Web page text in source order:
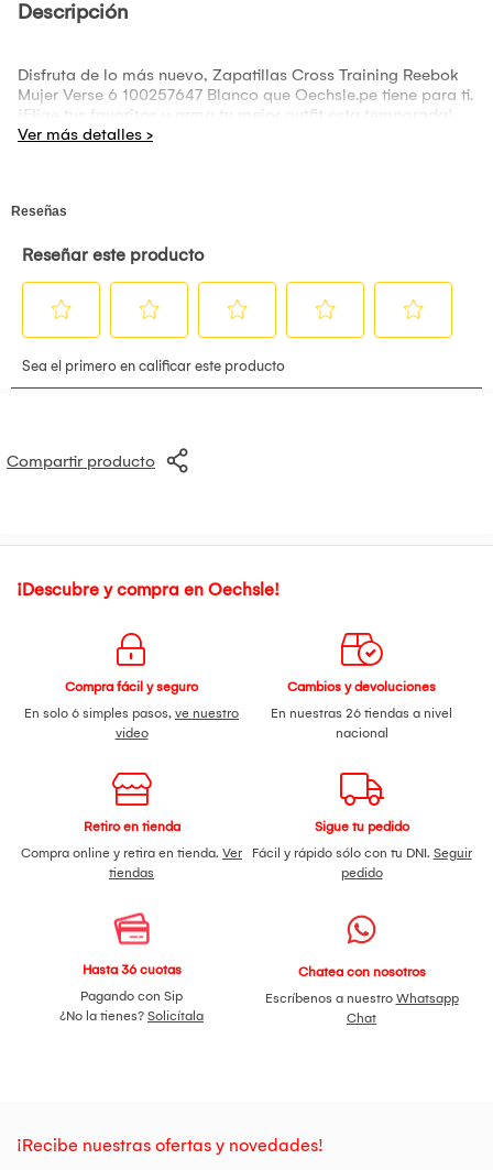
Descripción
Disfruta de lo más nuevo, Zapatillas Cross Training Reebok
Mujer Verse 6 100257647 Blanco que Oechsle.pe tiene para ti.
¡Elige tus favoritos y arma tu mejor outfit esta temporada!.
Compartir producto
¡Descubre y compra en Oechsle!
Compra fácil y seguro
En solo 6 simples pasos, ve nuestro
video
Cambios y devoluciones
En nuestras 26 tiendas a nivel
nacional
Retiro en tienda
Compra online y retira en tienda. Ver
tiendas
Sigue tu pedido
Fácil y rápido sólo con tu DNI. Seguir
pedido
Hasta 36 cuotas
Pagando con Sip
¿No la tienes? Solicítala
Chatea con nosotros
Escríbenos a nuestro Whatsapp
Chat
¡Recibe nuestras ofertas y novedades!